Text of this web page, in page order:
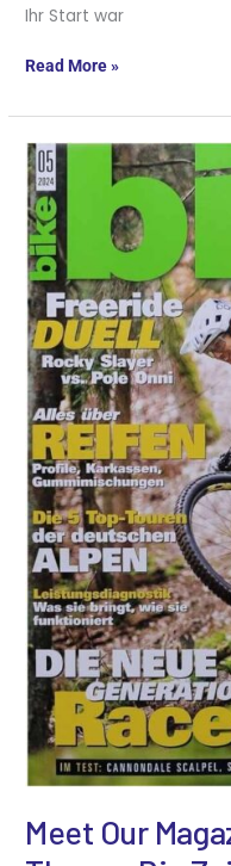
Ihr Start war
Read More »
Meet Our
Meet
Our
Magazines
–
Heute
Thema:
Die
Zeitschrift
BIKE